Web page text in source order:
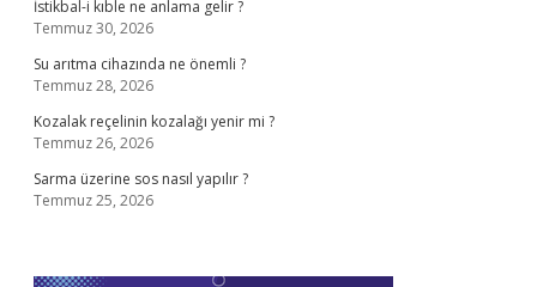
İstikbal-i kıble ne anlama gelir ?
Temmuz 30, 2026
Su arıtma cihazında ne önemli ?
Temmuz 28, 2026
Kozalak reçelinin kozalağı yenir mi ?
Temmuz 26, 2026
Sarma üzerine sos nasıl yapılır ?
Temmuz 25, 2026